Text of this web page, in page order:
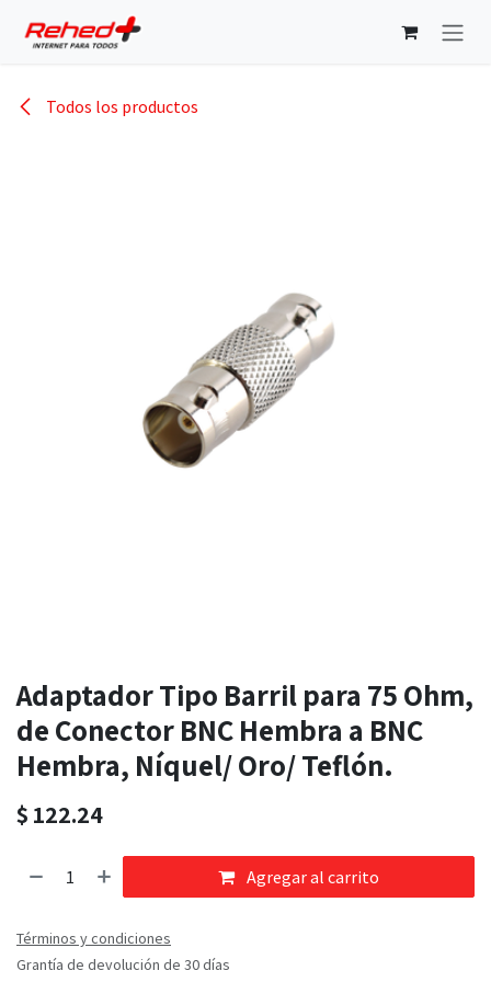
Todos los productos
Adaptador Tipo Barril para 75 Ohm,
de Conector BNC Hembra a BNC
Hembra, Níquel/ Oro/ Teflón.
$ 122.24
Agregar al carrito
Términos y condiciones
Grantía de devolución de 30 días